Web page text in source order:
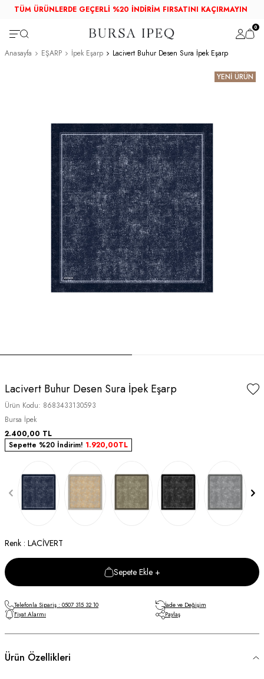
TÜM ÜRÜNLERDE GEÇERLİ %20 İNDİRİM FIRSATINI KAÇIRMAYIN
0
Anasayfa EŞARP İpek Eşarp Lacivert Buhur Desen Sura İpek Eşarp
YENİ ÜRÜN
Lacivert Buhur Desen Sura İpek Eşarp
Ürün Kodu: 8683433130593
Bursa İpek
2.400,00 TL
Sepette %20 İndirim! 1.920,00TL
Renk : LACİVERT
Sepete Ekle +
Telefonla Sipariş : 0507 315 32 10
İade ve Değişim
Fiyat Alarmı
Paylaş
Ürün Özellikleri